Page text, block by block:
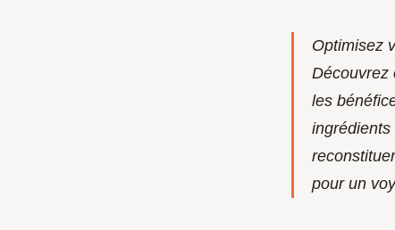
Optimisez
Découvrez
les
pour un